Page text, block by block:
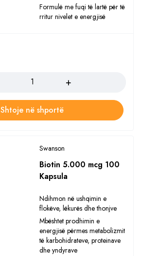
Formulë me fuqi të lartë për të
rritur nivelet e energjisë
Shtoje në shportë
Swanson
Biotin 5.000 mcg 100
Kapsula
Ndihmon në ushqimin e
flokëve, lëkurës dhe thonjve
Mbështet prodhimin e
energjisë përmes metabolizmit
të karbohidrateve, proteinave
dhe yndyrave